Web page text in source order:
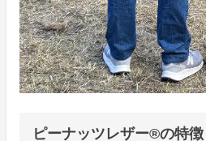
ピーナッツレザー®の特徴